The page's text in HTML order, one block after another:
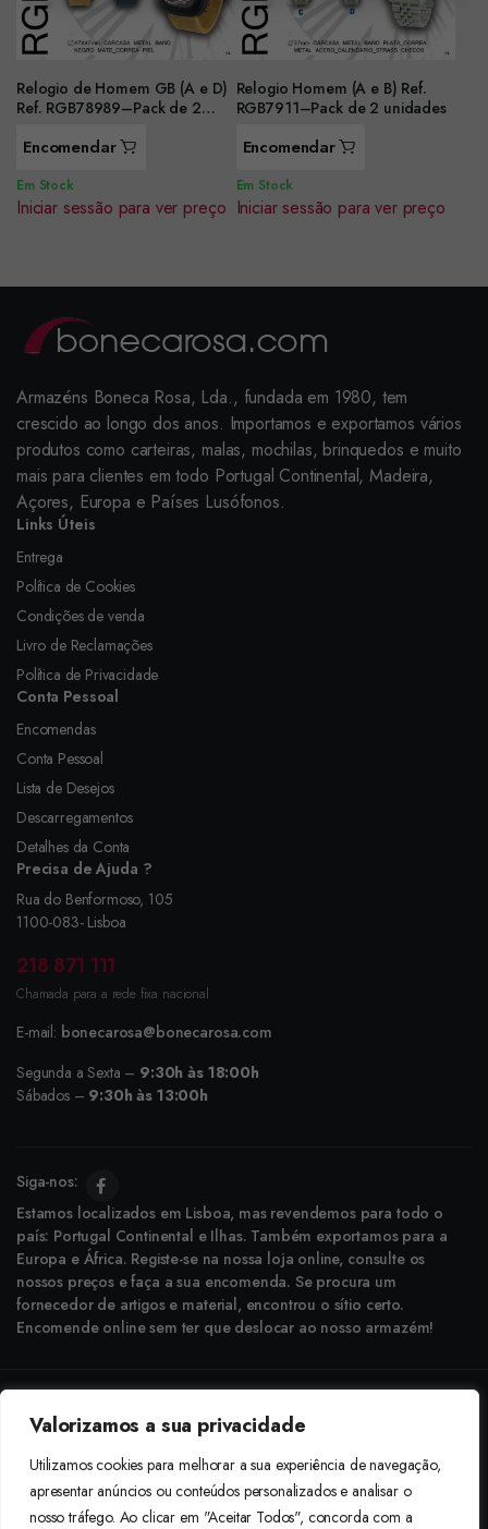
Valorizamos a sua privacidade
Utilizamos cookies para melhorar a sua experiência de navegação,
apresentar anúncios ou conteúdos personalizados e analisar o
nosso tráfego. Ao clicar em "Aceitar Todos", concorda com a
Relogio de Homem GB (A e D)
Ref. RGB78989–Pack de 2
Encomendar
Em Stock
Iniciar sessão para ver preço
Relogio Homem (A e B) Ref.
RGB7911–Pack de 2 unidades
Encomendar
Em Stock
Iniciar sessão para ver preço
Armazéns Boneca Rosa, Lda., fundada em 1980, tem
crescido ao longo dos anos. Importamos e exportamos vários
produtos como carteiras, malas, mochilas, brinquedos e muito
mais para clientes em todo Portugal Continental, Madeira,
Açores, Europa e Países Lusófonos.
Links Úteis
Entrega
Política de Cookies
Condições de venda
Livro de Reclamações
Política de Privacidade
Conta Pessoal
Encomendas
Conta Pessoal
Lista de Desejos
Descarregamentos
Detalhes da Conta
Precisa de Ajuda ?
Rua do Benformoso, 105
1100-083- Lisboa
218 871 111
Chamada para a rede fixa nacional
E-mail: bonecarosa@bonecarosa.com
Segunda a Sexta – 9:30h às 18:00h
Sábados – 9:30h às 13:00h
Siga-nos:
Estamos localizados em Lisboa, mas revendemos para todo o
país: Portugal Continental e Ilhas. Também exportamos para a
Europa e África. Registe-se na nossa loja online, consulte os
nossos preços e faça a sua encomenda. Se procura um
fornecedor de artigos e material, encontrou o sítio certo.
Encomende online sem ter que deslocar ao nosso armazém!
Aceitamos: Transferência Bancária e Envio à Cobrança